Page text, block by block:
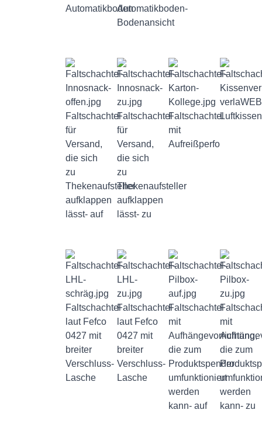
AutomatikbodenAutomatikboden-
Bodenansicht
Faltschachtel
für
Versand,
die sich
zu
Thekenaufsteller
aufklappen
lässt- auf
Faltschachtel
für
Versand,
die sich
zu
Thekenaufsteller
aufklappen
lässt- zu
Faltschachtel
mit
Aufreißperfo
Faltschachtel
laut Fefco
0427 mit
breiter
Verschluss-
Lasche
Faltschachtel
laut Fefco
0427 mit
breiter
Verschluss-
Lasche
Faltschachtel
mit
Aufhängevorrichtung,
die zum
Produktspender
umfunktioniert
werden
kann- auf
mit
die zum
werden
kann- zu